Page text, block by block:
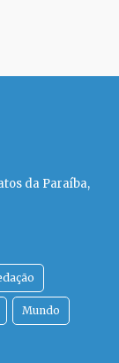
da Paraíba,
Mundo